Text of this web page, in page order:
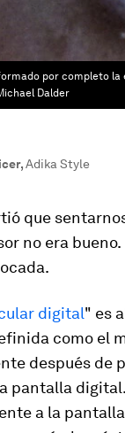
por completo la
Dalder
,Adika Style
que
no era
digital" es
como el
después de
pantalla
a la